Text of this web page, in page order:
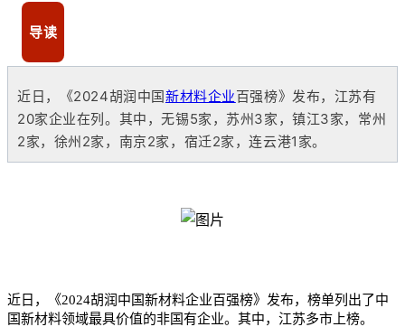
导读
近日，《2024胡润中国新材料企业百强榜》发布，江苏有
20家企业在列。其中，无锡5家，苏州3家，镇江3家，常州
2家，徐州2家，南京2家，宿迁2家，连云港1家。
近日，《2024胡润中国新材料企业百强榜》发布，榜单列出了中
国新材料领域最具价值的非国有企业。其中，江苏多市上榜。